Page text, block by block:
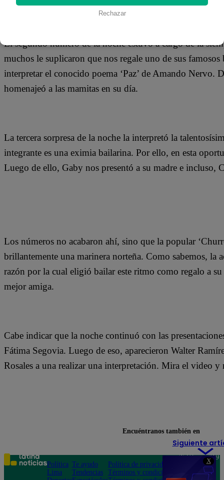
X
El segundo número de la noche estuvo a cargo de la
muchos le suplicaron que nos regale uno de sus
interpretar el conocido poema ‘Paz’ de Amando Nervo.
homenajeó a las mamitas en su día.
La tercera sorpresa de la noche la interpretó la
integrante es una eximia bailarina. Por ello, en esta
Luego de ello, Gaby nos presentó a su madre e
Los números no acabaron ahí, sino que la popular
brillantemente una marinera norteña. Como sabemos, la
razón por la cual eligió bailar este ritmo como regalo a
mejor amiga.
Cabe indicar que la noche continuó con las
Fátima Segovia. Luego de eso, aparecieron Walter
Rosales a una realizar una interpretación. Mira el video
Siguiente
Rechazar
Encuéntranos también en
Política
Lima
Te ayudo
Tendencias
Política de privacidad
Términos y condiciones
Teléfono: 219
Av. San